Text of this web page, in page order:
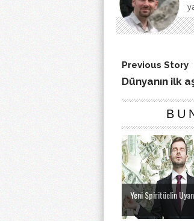
Previous Story
Dünyanın ilk
Yeni Spiritüelin